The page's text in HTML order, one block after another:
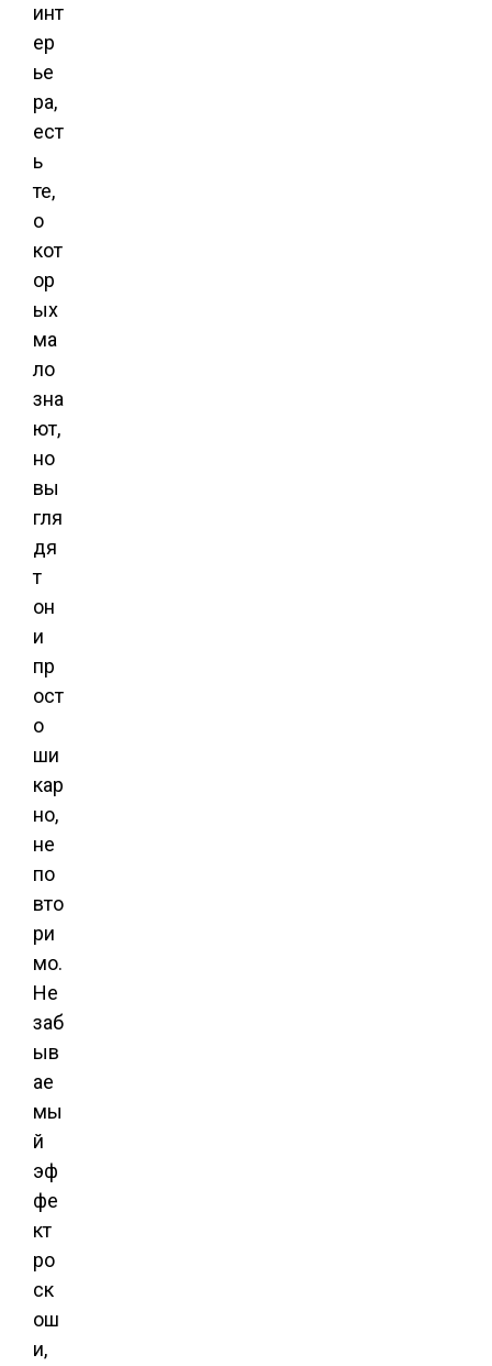
инт
ер
ье
ра,
ест
ь
те,
о
кот
ор
ых
ма
ло
зна
ют,
но
вы
гля
дя
т
он
и
пр
ост
о
ши
кар
но,
не
по
вто
ри
мо.
Не
заб
ыв
ае
мы
й
эф
фе
кт
ро
ск
ош
и,